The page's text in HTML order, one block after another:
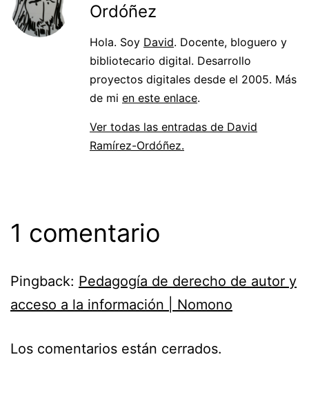
Ordóñez
Hola. Soy David. Docente, bloguero y
bibliotecario digital. Desarrollo
proyectos digitales desde el 2005. Más
de mi en este enlace.
Ver todas las entradas de David
Ramírez-Ordóñez.
1 comentario
Pingback: Pedagogía de derecho de autor y
acceso a la información | Nomono
Los comentarios están cerrados.